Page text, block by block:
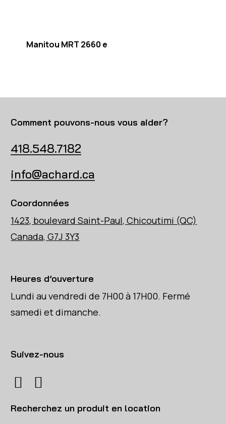
Manitou MRT 2660 e
Comment pouvons-nous vous aider?
418.548.7182
info@achard.ca
Coordonnées
1423, boulevard Saint-Paul, Chicoutimi (QC)
Canada, G7J 3Y3
Heures d’ouverture
Lundi au vendredi de 7H00 à 17H00. Fermé
samedi et dimanche.
Suivez-nous
Recherchez un produit en location